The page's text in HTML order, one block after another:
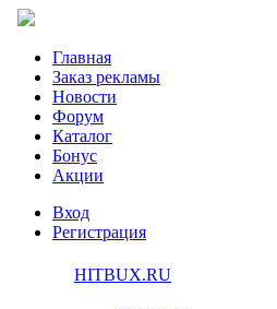
Главная
Заказ рекламы
Новости
Форум
Каталог
Бонус
Акции
Вход
Регистрация
HITBUX.RU